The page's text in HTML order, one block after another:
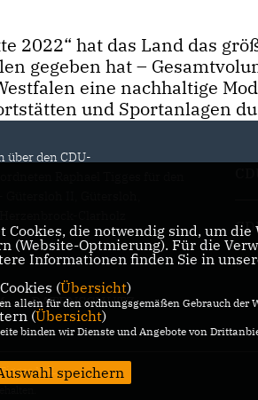
2022“ hat das Land das
gegeben hat –
eine nachhaltige
und Sportanlagen
den CDU-
Gütersloh II, Gütersloh,
DATENSCHUTZ
MdL
Cookies, die notwendig sind, um
(Website-Optmierung). Für die
Informationen finden Sie in
(Übersicht)
allein für den ordnungsgemäßen Gebrauch der
(Übersicht)
binden wir Dienste und Angebote von
speichern